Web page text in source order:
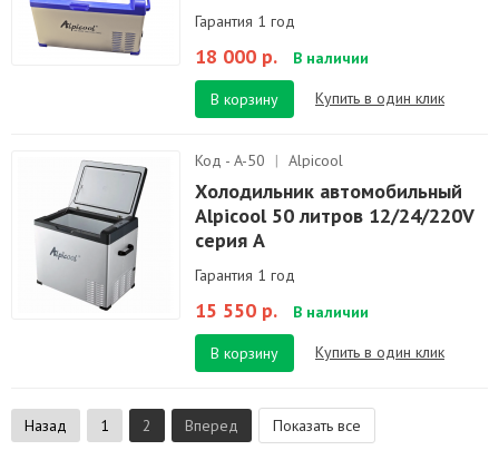
Гарантия 1 год
18 000 р. В наличии
В корзину Купить в один клик
Код - A-50 | Alpicool
Холодильник автомобильный
Alpicool 50 литров 12/24/220V
серия A
Гарантия 1 год
15 550 р. В наличии
В корзину Купить в один клик
Назад 1 2 Вперед Показать все